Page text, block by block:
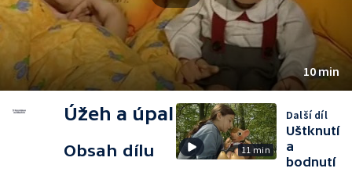
10 min
Úžeh a úpal
Obsah dílu 11 min
Další díl
Uštknutí
a
bodnutí